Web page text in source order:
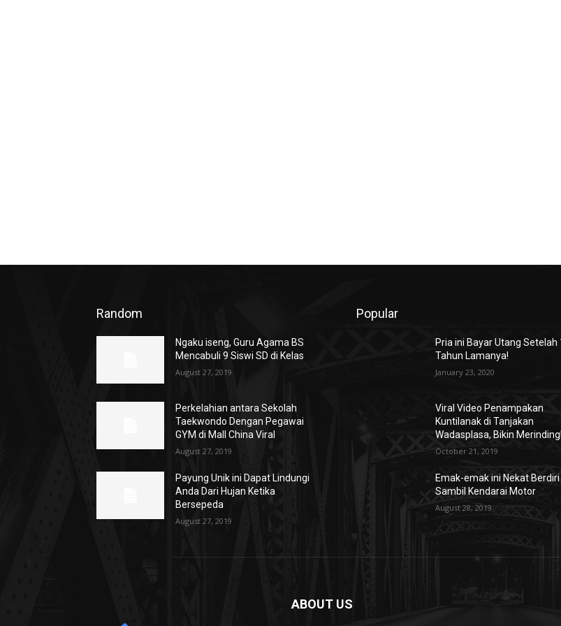
Random
Ngaku iseng, Guru Agama BS
Mencabuli 9 Siswi SD di Kelas
August 27, 2019
Perkelahian antara Sekolah
Taekwondo Dengan Pegawai
GYM di Mall China Viral
August 27, 2019
Payung Unik ini Dapat Lindungi
Anda Dari Hujan Ketika
Bersepeda
August 27, 2019
Popular
Pria ini Bayar Utang Setelah
Tahun Lamanya!
January 23, 2020
Viral Video Penampakan
Kuntilanak di Tanjakan
Wadasplasa, Bikin Merinding!
October 21, 2019
Emak-emak ini Nekat Berdiri
Sambil Kendarai Motor
August 28, 2019
ABOUT US